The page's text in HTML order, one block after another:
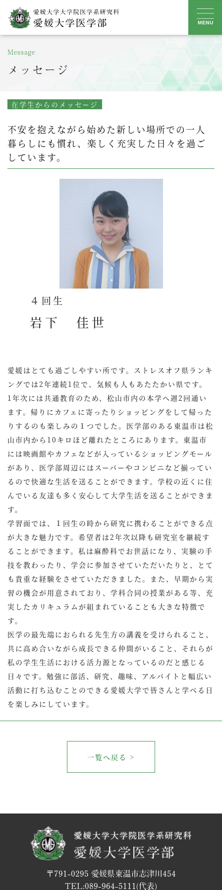
content
MENU
Message
メッセージ
在学生からのメッセージ
不安を抱えながら始めた新しい場所での一人
暮らしにも慣れ、楽しく充実した日々を過ご
しています。
４回生
岩下 佳世
愛媛はとても過ごしやすい所です。ストレスオフ県ランキ
ングでは2年連続1位で、気候も人もあたたかい県です。
1年次には共通教育のため、松山市内の本学へ週2回通い
ます。帰りにカフェに寄ったりショッピングをして帰った
りするのも楽しみの１つでした。医学部のある東温市は松
山市内から10キロほど離れたところにあります。東温市
には映画館やカフェなどが入っているショッピングモール
があり、医学部周辺にはスーパーやコンビニなど揃ってい
るので快適な生活を送ることができます。学校の近くに住
んでいる友達も多く安心して大学生活を送ることができま
す。
学習面では、１回生の時から研究に携わることができる点
が大きな魅力です。希望者は2年次以降も研究室を継続す
ることができます。私は麻酔科でお世話になり、実験の手
技を教わったり、学会に参加させていただいたりと、とて
も貴重な経験をさせていただきました。また、早期から実
習の機会が用意されており、学科合同の授業がある等、充
実したカリキュラムが組まれていることも大きな特徴で
す。
医学の最先端におられる先生方の講義を受けられること、
共に高め合いながら成長できる仲間がいること、それらが
私の学生生活における活力源となっているのだと感じる
日々です。勉強に部活、研究、趣味、アルバイトと幅広い
活動に打ち込むことのできる愛媛大学で皆さんと学べる日
を楽しみにしています。
一覧へ戻る >
〒791-0295 愛媛県東温市志津川454
TEL:089-964-5111(代表)